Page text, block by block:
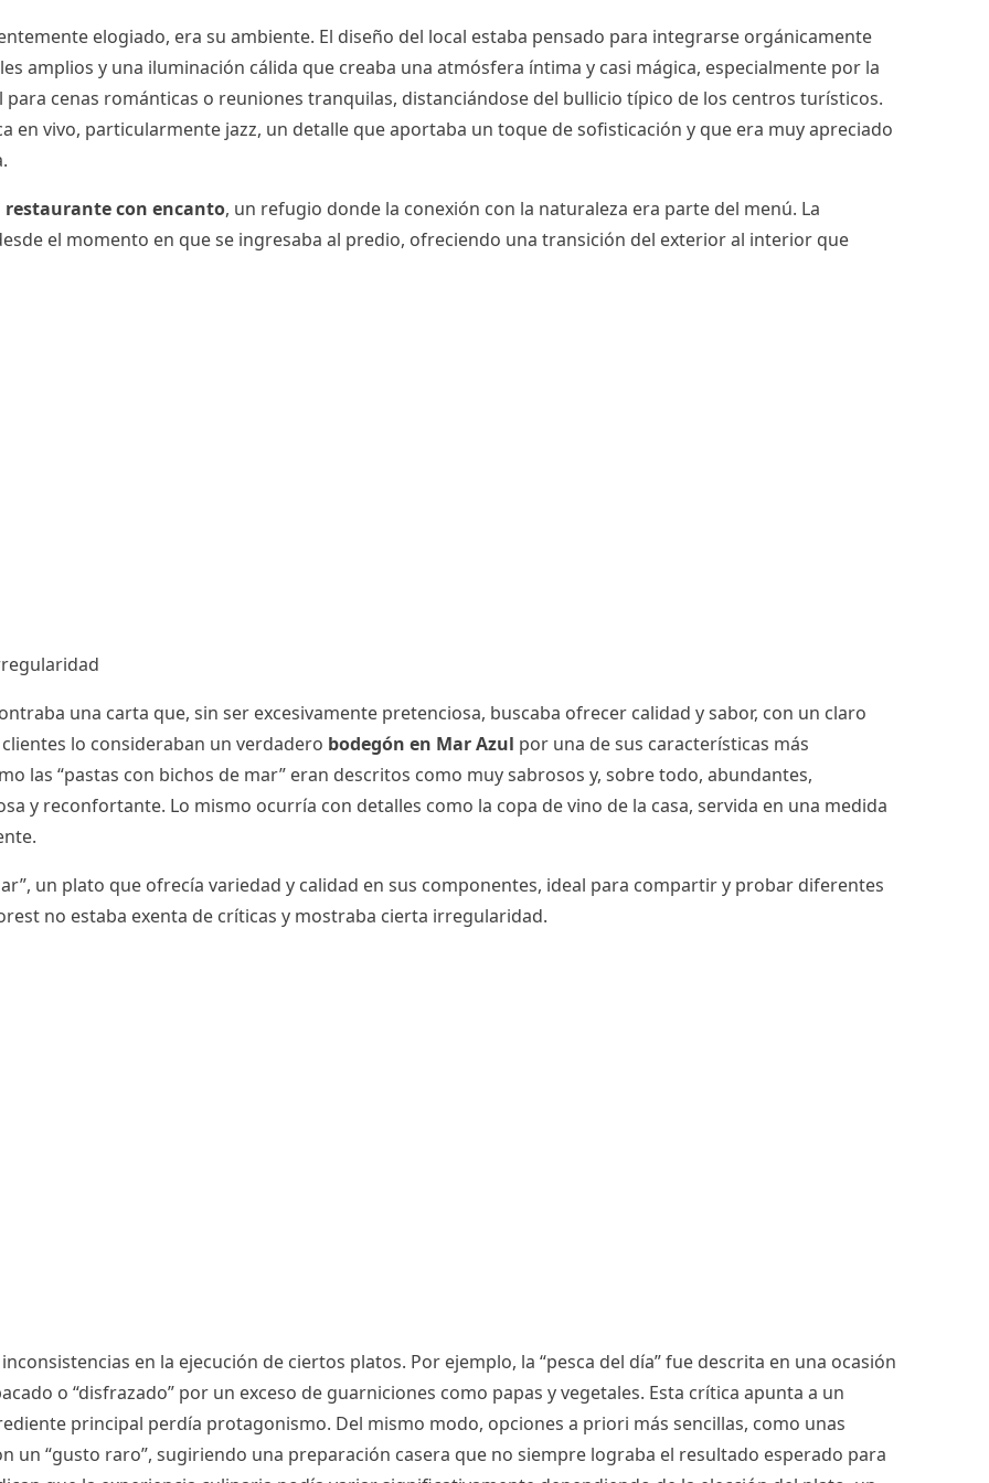
elogiado, era su ambiente. El diseño del local estaba pensado para integrarse orgánicamente
amplios y una iluminación cálida que creaba una atmósfera íntima y casi mágica, especialmente por la
cenas románticas o reuniones tranquilas, distanciándose del bullicio típico de los centros turísticos.
en vivo, particularmente jazz, un detalle que aportaba un toque de sofisticación y que era muy apreciado
restaurante con encanto, un refugio donde la conexión con la naturaleza era parte del menú. La
el momento en que se ingresaba al predio, ofreciendo una transición del exterior al interior que
una carta que, sin ser excesivamente pretenciosa, buscaba ofrecer calidad y sabor, con un claro
lo consideraban un verdadero bodegón en Mar Azul por una de sus características más
las “pastas con bichos de mar” eran descritos como muy sabrosos y, sobre todo, abundantes,
y reconfortante. Lo mismo ocurría con detalles como la copa de vino de la casa, servida en una medida
un plato que ofrecía variedad y calidad en sus componentes, ideal para compartir y probar diferentes
no estaba exenta de críticas y mostraba cierta irregularidad.
en la ejecución de ciertos platos. Por ejemplo, la “pesca del día” fue descrita en una ocasión
o “disfrazado” por un exceso de guarniciones como papas y vegetales. Esta crítica apunta a un
principal perdía protagonismo. Del mismo modo, opciones a priori más sencillas, como unas
un “gusto raro”, sugiriendo una preparación casera que no siempre lograba el resultado esperado para